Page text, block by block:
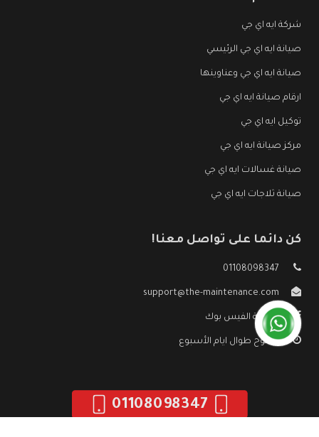
شركة ايه اي جي
صيانة ايه اي جي الرئيسي
صيانة ايه اي جي وعناوينها
ارقام صيانة ايه اي جي
توكيل ايه اي جي
مركز صيانة ايه اي جي
صيانة غسالات ايه اي جي
صيانة ثلاجات ايه اي جي
كن دائما على تواصل معنا!
01108098347
support@the-maintenance.com
صفحة الفيس بوك
مفتوح طوال ايام الأسبوع
01108098347